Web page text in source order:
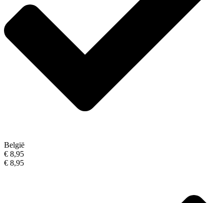
België
€ 8,95
€ 8,95